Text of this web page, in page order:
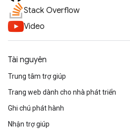
Stack Overflow
Video
Tài nguyên
Trung tâm trợ giúp
Trang web dành cho nhà phát triển
Ghi chú phát hành
Nhận trợ giúp